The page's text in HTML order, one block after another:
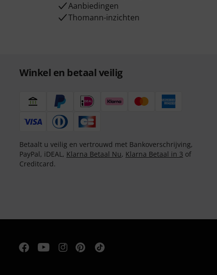
Aanbiedingen
Thomann-inzichten
Winkel en betaal veilig
Betaalt u veilig en vertrouwd met Bankoverschrijving,
PayPal, iDEAL, Klarna Betaal Nu, Klarna Betaal in 3 of
Creditcard.